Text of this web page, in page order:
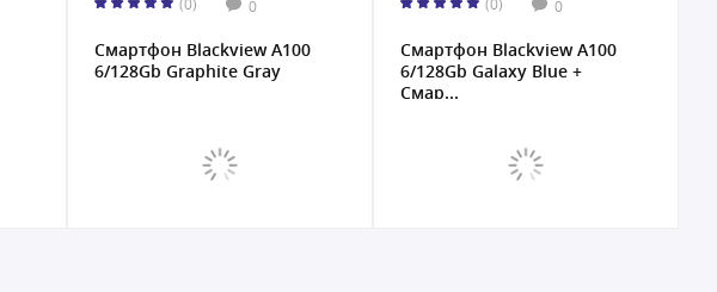
(0) 0
Смартфон Blackview A100
6/128Gb Graphite Gray
(0) 0
Смартфон Blackview A100
6/128Gb Galaxy Blue +
Смар...